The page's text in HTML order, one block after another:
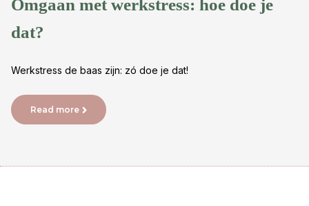
Omgaan met werkstress: hoe doe je
dat?
Werkstress de baas zijn: zó doe je dat!
Read more